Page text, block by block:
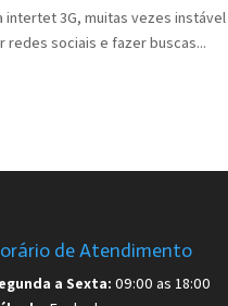
intertet 3G, muitas vezes instável
redes sociais e fazer buscas...
de Atendimento
a Sexta: 09:00 as 18:00